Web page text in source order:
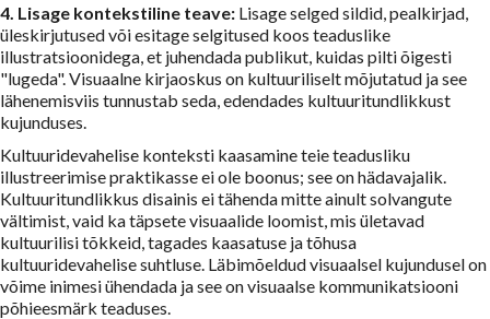
4. Lisage kontekstiline teave: Lisage selged sildid, pealkirjad,
üleskirjutused või esitage selgitused koos teaduslike
illustratsioonidega, et juhendada publikut, kuidas pilti õigesti
"lugeda". Visuaalne kirjaoskus on kultuuriliselt mõjutatud ja see
lähenemisviis tunnustab seda, edendades kultuuritundlikkust
kujunduses.
Kultuuridevahelise konteksti kaasamine teie teadusliku
illustreerimise praktikasse ei ole boonus; see on hädavajalik.
Kultuuritundlikkus disainis ei tähenda mitte ainult solvangute
vältimist, vaid ka täpsete visuaalide loomist, mis ületavad
kultuurilisi tõkkeid, tagades kaasatuse ja tõhusa
kultuuridevahelise suhtluse. Läbimõeldud visuaalsel kujundusel on
võime inimesi ühendada ja see on visuaalse kommunikatsiooni
põhieesmärk teaduses.